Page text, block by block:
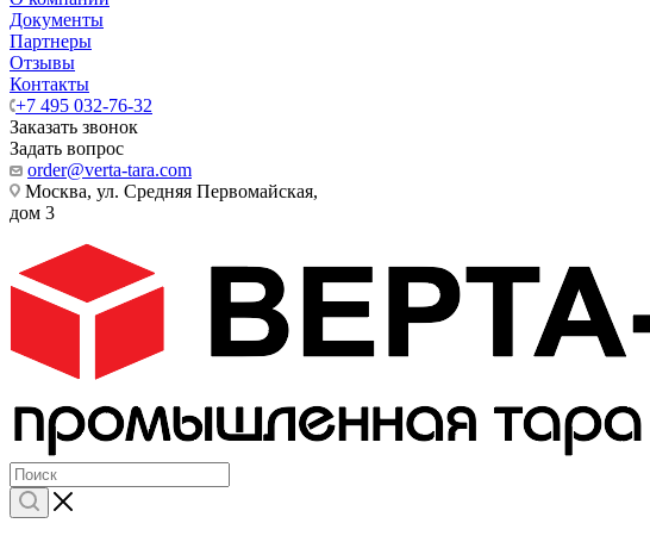
Документы
Партнеры
Отзывы
Контакты
+7 495 032-76-32
Заказать звонок
Задать вопрос
order@verta-tara.com
Москва, ул. Средняя Первомайская,
дом 3